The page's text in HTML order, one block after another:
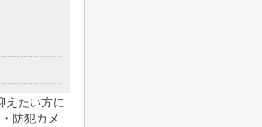
えたい方に
防犯カメ